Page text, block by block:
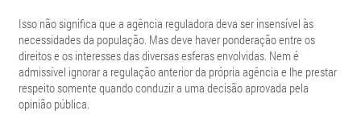
Isso não significa que a agência reguladora deva ser insensível às
necessidades da população. Mas deve haver ponderação entre os
direitos e os interesses das diversas esferas envolvidas. Nem é
admissível ignorar a regulação anterior da própria agência e lhe prestar
respeito somente quando conduzir a uma decisão aprovada pela
opinião pública.